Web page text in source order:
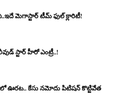
మెగాస్టార్ టీమ్ ఫుల్ క్లారిటీ!
స్టార్ హీరో ఎంట్రీ..!
ఊరట.. కేసు నమోదు పిటిషన్ కొట్టివేత